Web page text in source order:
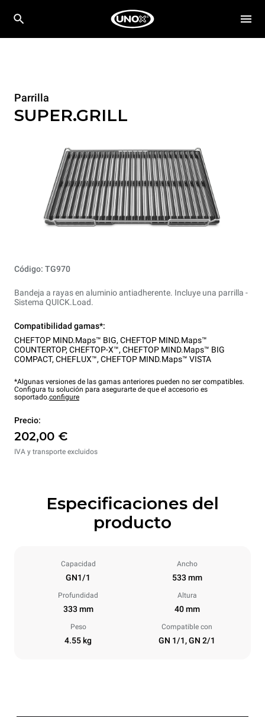
Parrilla
SUPER.GRILL
Código: TG970
Bandeja a rayas en aluminio antiadherente. Incluye una parrilla -
Sistema QUICK.Load.
Compatibilidad gamas*:
CHEFTOP MIND.Maps™ BIG, CHEFTOP MIND.Maps™
COUNTERTOP, CHEFTOP-X™, CHEFTOP MIND.Maps™ BIG
COMPACT, CHEFLUX™, CHEFTOP MIND.Maps™ VISTA
*Algunas versiones de las gamas anteriores pueden no ser compatibles.
Configura tu solución para asegurarte de que el accesorio es
soportado.configure
Precio:
202,00 €
IVA y transporte excluidos
Especificaciones del
producto
Capacidad
GN1/1
Ancho
533 mm
Profundidad
333 mm
Altura
40 mm
Peso
4.55 kg
Compatible con
GN 1/1, GN 2/1